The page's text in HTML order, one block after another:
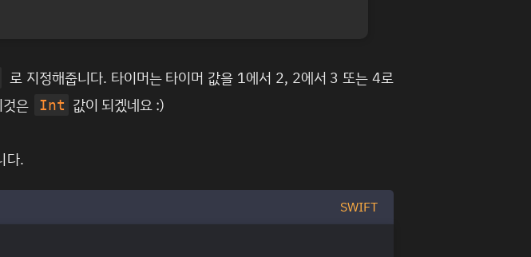
로 지정해줍니다. 타이머는 타이머 값을 1에서 2, 2에서 3 또는 4로
은 Int 값이 되겠네요 :)
다.
SWIFT